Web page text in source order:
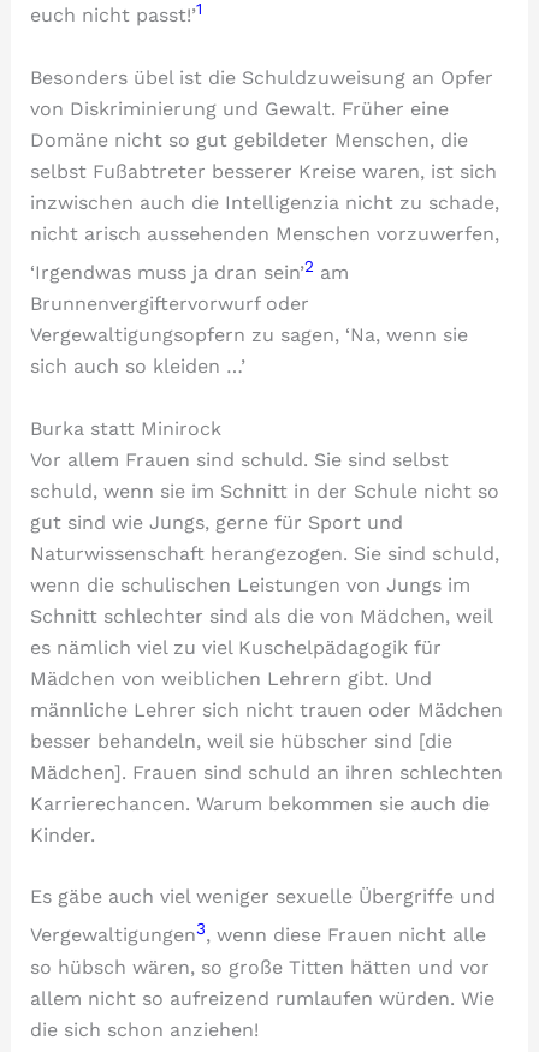
euch nicht passt!’1
Besonders übel ist die Schuldzuweisung an Opfer
von Diskriminierung und Gewalt. Früher eine
Domäne nicht so gut gebildeter Menschen, die
selbst Fußabtreter besserer Kreise waren, ist sich
inzwischen auch die Intelligenzia nicht zu schade,
nicht arisch aussehenden Menschen vorzuwerfen,
‘Irgendwas muss ja dran sein’2 am
Brunnenvergiftervorwurf oder
Vergewaltigungsopfern zu sagen, ‘Na, wenn sie
sich auch so kleiden …’
Burka statt Minirock
Vor allem Frauen sind schuld. Sie sind selbst
schuld, wenn sie im Schnitt in der Schule nicht so
gut sind wie Jungs, gerne für Sport und
Naturwissenschaft herangezogen. Sie sind schuld,
wenn die schulischen Leistungen von Jungs im
Schnitt schlechter sind als die von Mädchen, weil
es nämlich viel zu viel Kuschelpädagogik für
Mädchen von weiblichen Lehrern gibt. Und
männliche Lehrer sich nicht trauen oder Mädchen
besser behandeln, weil sie hübscher sind [die
Mädchen]. Frauen sind schuld an ihren schlechten
Karrierechancen. Warum bekommen sie auch die
Kinder.
Es gäbe auch viel weniger sexuelle Übergriffe und
Vergewaltigungen3, wenn diese Frauen nicht alle
so hübsch wären, so große Titten hätten und vor
allem nicht so aufreizend rumlaufen würden. Wie
die sich schon anziehen!